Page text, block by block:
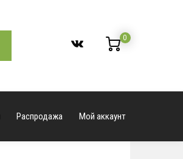
0
Распродажа Мой аккаунт